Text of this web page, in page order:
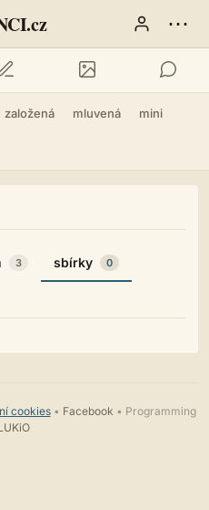
⋯
založená mluvená mini
3 sbírky 0
cookies• Facebook • Programming